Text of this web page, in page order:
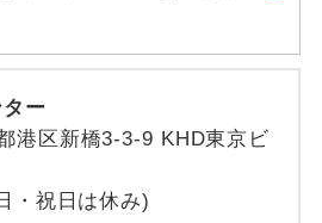
ー
港区新橋3-3-9 KHD東京ビ
・祝日は休み)